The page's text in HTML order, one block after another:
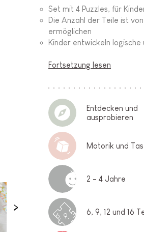
Set mit 4 Puzzles, für
Die Anzahl der Teile ist
ermöglichen
Kinder entwickeln
Fortsetzung lesen
Entdecken und
ausprobieren
Motorik und
2 - 4 Jahre
6, 9, 12 6, 9, 12 und 16